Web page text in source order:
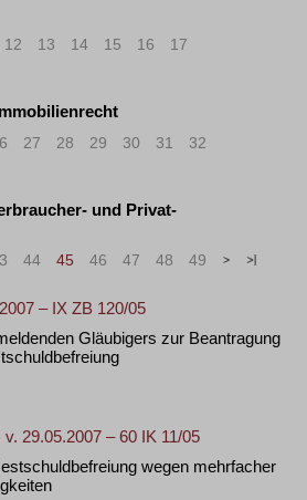
12 13 14 15 16 17
27 28 29 30 31 32
und Privat-
44 45 46 47 48 49 > »
– IX ZB 120/05
Gläubigers zur Beantragung
29.05.2007 – 60 IK 11/05
wegen mehrfacher